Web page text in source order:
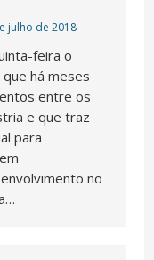
julho de 2018
feira o
há meses
entre os
e que traz
para
no